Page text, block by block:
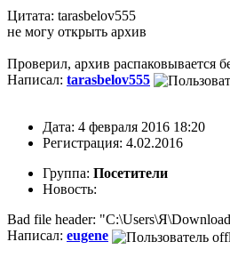
Цитата: tarasbelov555
не могу открыть архив
Проверил, архив распаковывается
Написал: tarasbelov555
Дата: 4 февраля 2016 18:20
Регистрация: 4.02.2016
Группа: Посетители
Новость:
Bad file header:
Написал: eugene